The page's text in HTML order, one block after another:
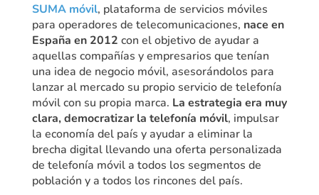
SUMA móvil, plataforma de servicios móviles
para operadores de telecomunicaciones, nace en
España en 2012 con el objetivo de ayudar a
aquellas compañías y empresarios que tenían
una idea de negocio móvil, asesorándolos para
lanzar al mercado su propio servicio de telefonía
móvil con su propia marca. La estrategia era muy
clara, democratizar la telefonía móvil, impulsar
la economía del país y ayudar a eliminar la
brecha digital llevando una oferta personalizada
de telefonía móvil a todos los segmentos de
población y a todos los rincones del país.